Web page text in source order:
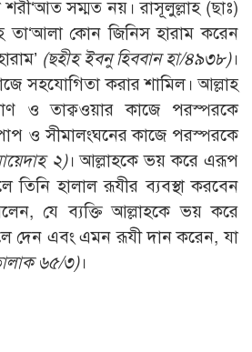
শরী‘আত সম্মত নয়। রাসূলুল্লাহ (ছাঃ)
তা‘আলা কোন জিনিস হারাম করেন
(ছহীহ ইবনু হিববান হা/৪৯৩৮)।
সহযোগিতা করার শামিল। আল্লাহ
ও তাক্বওয়ার কাজে পরস্পরকে
ও সীমালংঘনের কাজে পরস্পরকে
২)। আল্লাহকে ভয় করে এরূপ
তিনি হালাল রূযীর ব্যবস্থা করবেন
যে ব্যক্তি আল্লাহকে ভয় করে
দেন এবং এমন রূযী দান করেন, যা
৬৫/৩)।